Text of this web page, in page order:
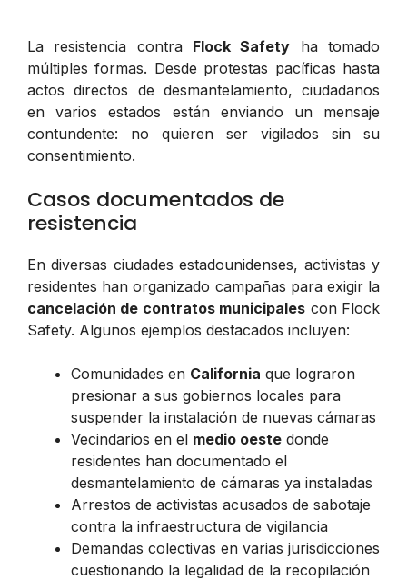
La resistencia contra Flock Safety ha tomado
múltiples formas. Desde protestas pacíficas hasta
actos directos de desmantelamiento, ciudadanos
en varios estados están enviando un mensaje
contundente: no quieren ser vigilados sin su
consentimiento.
Casos documentados de
resistencia
En diversas ciudades estadounidenses, activistas y
residentes han organizado campañas para exigir la
cancelación de contratos municipales con Flock
Safety. Algunos ejemplos destacados incluyen:
Comunidades en California que lograron
presionar a sus gobiernos locales para
suspender la instalación de nuevas cámaras
Vecindarios en el medio oeste donde
residentes han documentado el
desmantelamiento de cámaras ya instaladas
Arrestos de activistas acusados de sabotaje
contra la infraestructura de vigilancia
Demandas colectivas en varias jurisdicciones
cuestionando la legalidad de la recopilación